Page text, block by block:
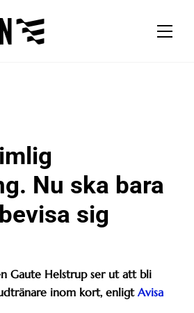
Nu ska bara
sig
Gaute Helstrup ser ut att bli
inom kort, enligtAvisa